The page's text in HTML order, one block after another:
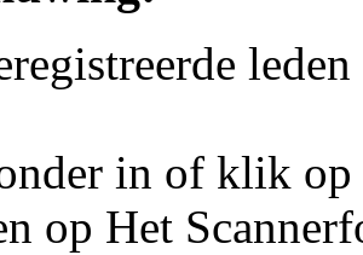
in of klik op
op Het